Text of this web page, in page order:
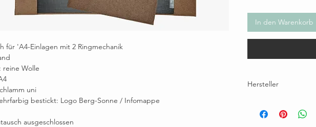
für 'A4-Einlagen mit 2 Ringmechanik
reine Wolle
uni
bestickt: Logo Berg-Sonne / Infomappe
ausgeschlossen
In den Warenkorb
Hersteller